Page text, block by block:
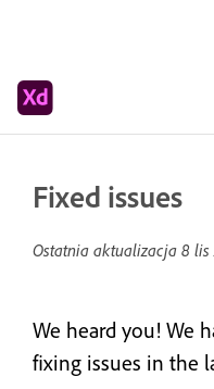
Fixed issues
Ostatnia aktualizacja 8 lis
We heard you! We
fixing issues in the